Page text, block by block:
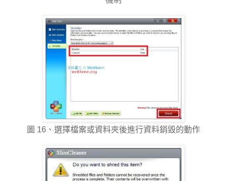
圖 16、選擇檔案或資料夾後進行資料銷毀的動作